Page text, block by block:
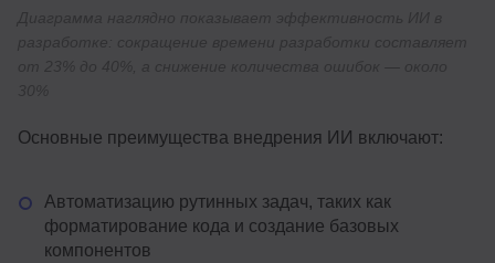
Основные преимущества внедрения ИИ включают:
Автоматизацию рутинных задач, таких как
форматирование кода и создание базовых
компонентов